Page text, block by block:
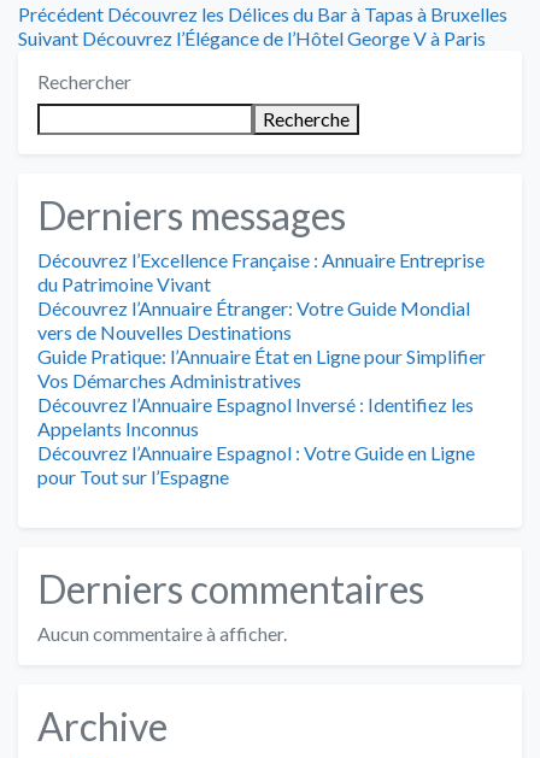
Navigation
de
l’article
Précédent Article
précédent
Découvrez les Délices du Bar à Tapas à Bruxelles
Suivant Article
:
Découvrez l’Élégance de l’Hôtel George V à Paris
Rechercher
Recherche
Derniers messages
Découvrez l’Excellence Française : Annuaire Entreprise
du Patrimoine Vivant
Découvrez l’Annuaire Étranger: Votre Guide Mondial
vers de Nouvelles Destinations
Guide Pratique: l’Annuaire État en Ligne pour Simplifier
Vos Démarches Administratives
Découvrez l’Annuaire Espagnol Inversé : Identifiez les
Appelants Inconnus
Découvrez l’Annuaire Espagnol : Votre Guide en Ligne
pour Tout sur l’Espagne
Derniers commentaires
Aucun commentaire à afficher.
Archive